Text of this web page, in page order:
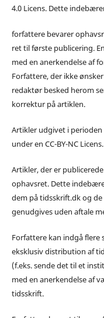
4.0 Licens. Dette
forfattere bevarer
ret til første publicering.
med en anerkendelse af
Forfattere, der ikke
redaktør besked herom
korrektur på artiklen.
Artikler udgivet i perioden
under en CC-BY-NC Licens.
Artikler, der er
ophavsret. Dette
dem på tidsskrift.dk og
genudgives uden aftale
Forfattere kan indgå
eksklusiv distribution af
(f.eks. sende det til et
med en anerkendelse af
tidsskrift.